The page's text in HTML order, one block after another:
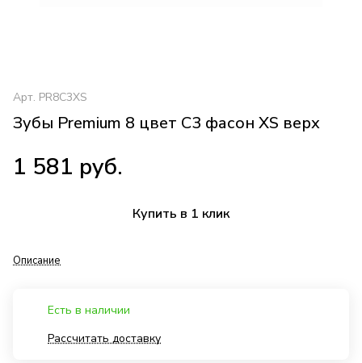
Арт. PR8C3XS
Зубы Premium 8 цвет C3 фасон XS верх
1 581 руб.
Купить в 1 клик
Описание
Есть в наличии
Рассчитать доставку